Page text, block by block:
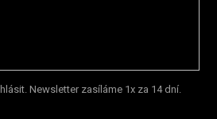
Newsletter zasíláme 1x za 14 dní.